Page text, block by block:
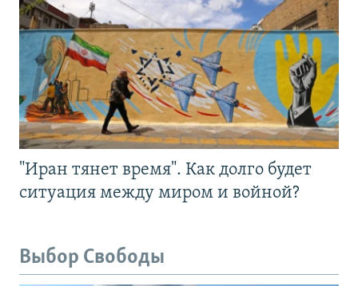
"Иран тянет время". Как долго будет
ситуация между миром и войной?
Выбор Свободы